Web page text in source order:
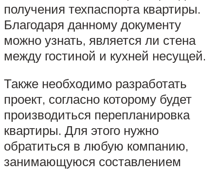
получения техпаспорта квартиры.
Благодаря данному документу
можно узнать, является ли стена
между гостиной и кухней несущей.
Также необходимо разработать
проект, согласно которому будет
производиться перепланировка
квартиры. Для этого нужно
обратиться в любую компанию,
занимающуюся составлением